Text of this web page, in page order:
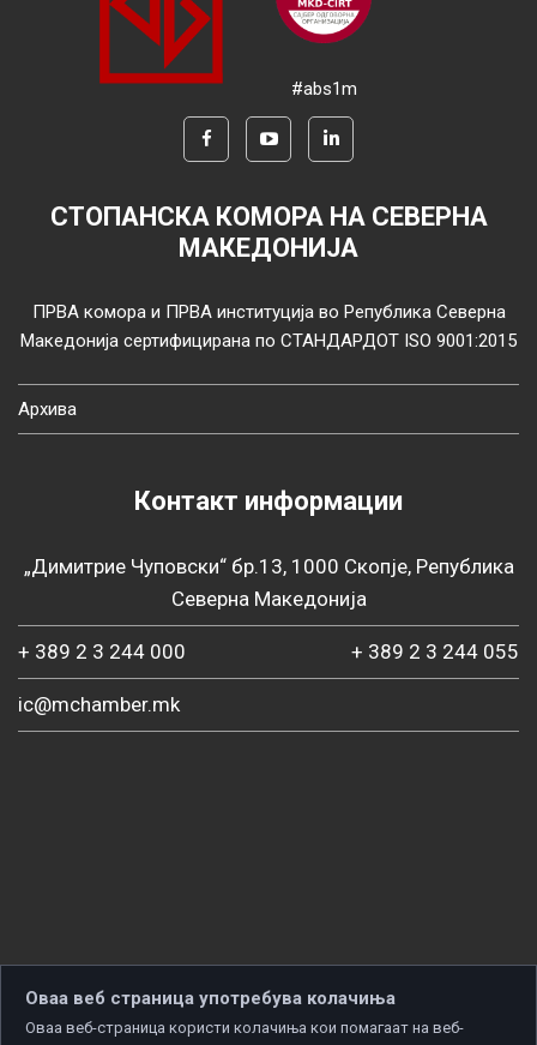
#abs1m
СТОПАНСКА КОМОРА НА СЕВЕРНА
МАКЕДОНИЈА
ПРВА комора и ПРВА институција во Република Северна
Македонија сертифицирана по СТАНДАРДОТ ISO 9001:2015
Архива
Контакт информации
„Димитрие Чуповски“ бр.13, 1000 Скопје, Република
Северна Македонија
+ 389 2 3 244 000 + 389 2 3 244 055
ic@mchamber.mk
Оваа веб страница употребува колачиња
Оваа веб-страница користи колачиња кои помагаат на веб-